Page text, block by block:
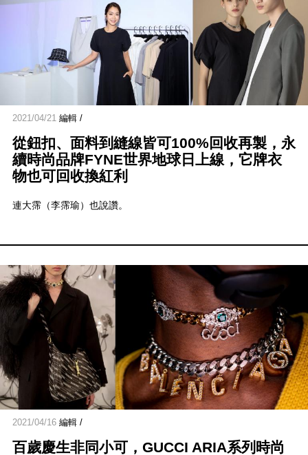
2021/04/21 編輯 /
從鈕扣、面料到縫線皆可100%回收再製，永
續時尚品牌FYNE世界地球日上線，它牌衣
物也可回收換紅利
連大霈（李霈瑜）也說讚。
2021/04/16編輯 /
百歲慶生非同小可，GUCCI ARIA系列時尚